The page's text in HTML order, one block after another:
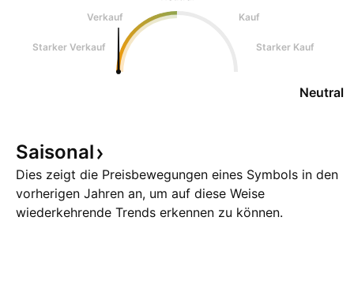
Verkauf
Kauf
Starker Verkauf Starker Kauf
Neutral
Saisonal
Dies zeigt die Preisbewegungen eines Symbols in den
vorherigen Jahren an, um auf diese Weise
wiederkehrende Trends erkennen zu können.